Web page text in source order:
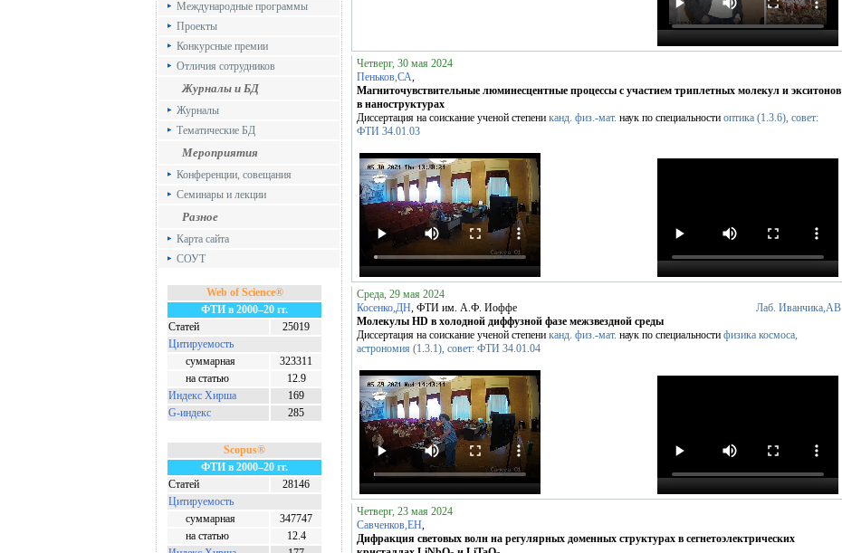
Международные программы
Проекты
Конкурсные премии
Отличия сотрудников
Журналы и БД
Журналы
Тематические БД
Мероприятия
Конференции, совещания
Семинары и лекции
Разное
Карта сайта
СОУТ
Web of Science®
ФТИ в 2000–20 гг.
Статей
25019
Цитируемость
суммарная
323311
на статью
12.9
Индекс Хирша
169
G-индекс
285
Scopus®
ФТИ в 2000–20 гг.
Статей
28146
Цитируемость
суммарная
347747
на статью
12.4
Четверг, 30 мая 2024
Пеньков,СА,
Магниточувствительные люминесцентные процессы с участием триплетных молекул и экситонов
в наноструктурах
Диссертация на соискание ученой степени канд. физ.-мат. наук по специальности оптика (1.3.6), совет:
ФТИ 34.01.03
Среда, 29 мая 2024
Косенко,ДН, ФТИ им. А.Ф. Иоффе
Лаб. Иванчика,АВ
Молекулы HD в холодной диффузной фазе межзвездной среды
Диссертация на соискание ученой степени канд. физ.-мат. наук по специальности физика космоса,
астрономия (1.3.1), совет: ФТИ 34.01.04
Четверг, 23 мая 2024
Савченков,ЕН,
Дифракция световых волн на регулярных доменных структурах в сегнетоэлектрических